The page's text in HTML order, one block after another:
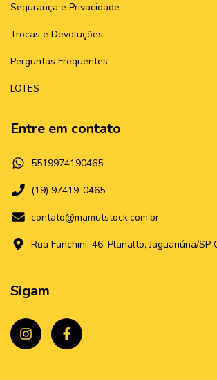
Segurança e Privacidade
Trocas e Devoluções
Perguntas Frequentes
LOTES
Entre em contato
5519974190465
(19) 97419-0465
contato@mamutstock.com.br
Rua Funchini, 46, Planalto, Jaguariúna/SP
Sigam